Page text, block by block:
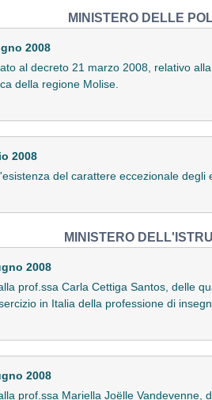
MINISTERO DELLE
2008
al decreto 21 marzo 2008, relativo
della regione Molise.
2008
del carattere eccezionale
MINISTERO
2008
prof.ssa Carla Cettiga Santos, delle
in Italia della professione di
2008
prof.ssa Mariella Joëlle